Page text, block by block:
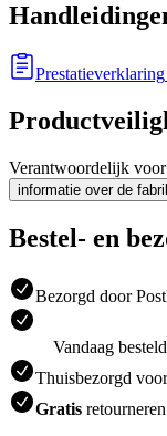
Prestatieverklaring
Verantwoordelijk
informatie over de
Bestel- en
Bezorgd door
Vandaag
Thuisbezorgd
Gratis